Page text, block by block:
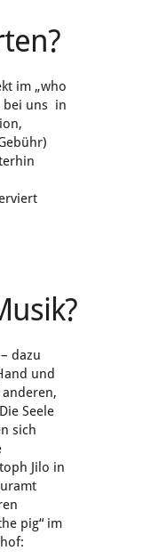
im „who
bei uns in
dazu
und
Seele
sich
Jilo in
pig“ im